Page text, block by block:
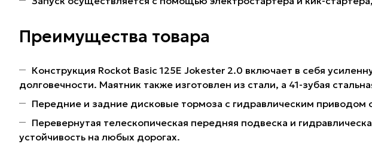
Преимущества товара
Конструкция Rockot Basic 125E Jokester 2.0 включает в себя
долговечности. Маятник также изготовлен из стали, а 41-зубая
Передние и задние дисковые тормоза с гидравлическим
Перевернутая телескопическая передняя подвеска и
устойчивость на любых дорогах.